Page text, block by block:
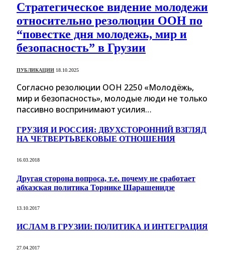
Стратегическое видение молодежи
относительно резолюции ООН по
“повестке дня молодежь, мир и
безопасность” в Грузии
ПУБЛИКАЦИИ 18.10.2025
Согласно резолюции ООН 2250 «Молодёжь,
мир и безопасность», молодые люди не только
пассивно воспринимают усилия…
ГРУЗИЯ И РОССИЯ: ДВУХСТОРОННИЙ ВЗГЛЯД
НА ЧЕТВЕРТЬВЕКОВЫЕ ОТНОШЕНИЯ
16.03.2018
Другая сторона вопроса, т.е. почему не сработает
абхазская политика Торнике Шарашенидзе
13.10.2017
ИСЛАМ В ГРУЗИИ: ПОЛИТИКА И ИНТЕГРАЦИЯ
27.04.2017